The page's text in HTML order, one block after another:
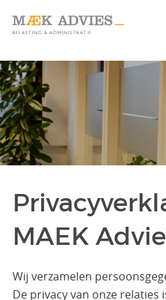
MAEK
Wij verzamelen
De privacy van onze relaties